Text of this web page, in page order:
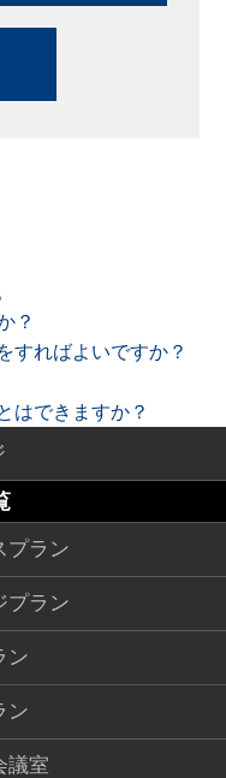
？
すればよいですか？
はできますか？
プラン
プラン
ン
ン
議室